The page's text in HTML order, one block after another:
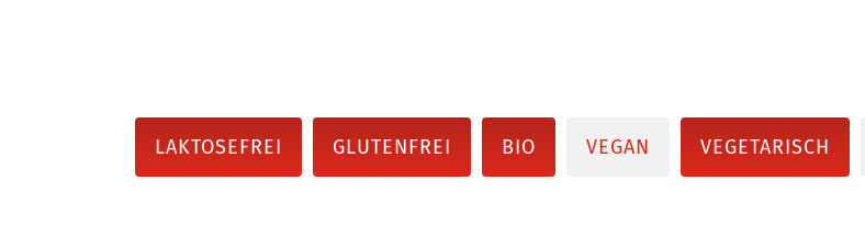
LAKTOSEFREI GLUTENFREI BIO VEGAN VEGETARISCH